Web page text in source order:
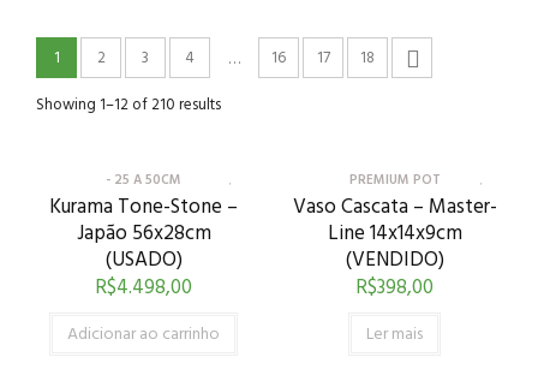
1 2 3 4 … 16 17
18
Showing 1–12 of 210 results
- 25 A 50CM
Kurama Tone-Stone –
Japão 56x28cm
(USADO)
R$4.498,00
Adicionar ao carrinho
PREMIUM POT
Vaso Cascata – Master-
Line 14x14x9cm
(VENDIDO)
R$398,00
Ler mais